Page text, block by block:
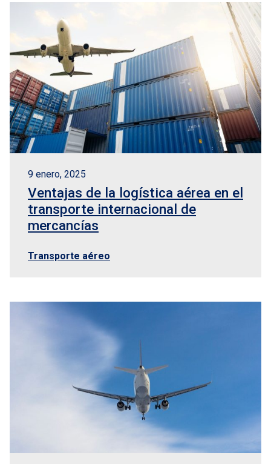
9 enero, 2025
Ventajas de la logística aérea en el
transporte internacional de
mercancías
Transporte aéreo